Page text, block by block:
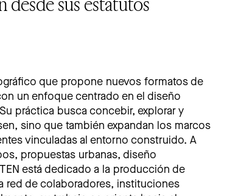
que propone nuevos formatos de
un enfoque centrado en el diseño
práctica busca concebir, explorar y
sino que también expandan los marcos
vinculadas al entorno construido. A
propuestas urbanas, diseño
está dedicado a la producción de
red de colaboradores, instituciones